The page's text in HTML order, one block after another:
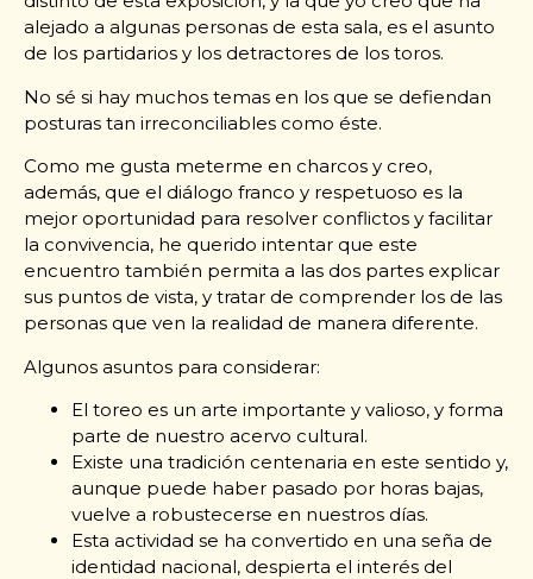
alejado a algunas personas de esta sala, es el asunto
de los partidarios y los detractores de los toros.
No sé si hay muchos temas en los que se defiendan
posturas tan irreconciliables como éste.
Como me gusta meterme en charcos y creo,
además, que el diálogo franco y respetuoso es la
mejor oportunidad para resolver conflictos y facilitar
la convivencia, he querido intentar que este
encuentro también permita a las dos partes explicar
sus puntos de vista, y tratar de comprender los de las
personas que ven la realidad de manera diferente.
Algunos asuntos para considerar:
El toreo es un arte importante y valioso, y forma
parte de nuestro acervo cultural.
Existe una tradición centenaria en este sentido y,
aunque puede haber pasado por horas bajas,
vuelve a robustecerse en nuestros días.
Esta actividad se ha convertido en una seña de
identidad nacional, despierta el interés del